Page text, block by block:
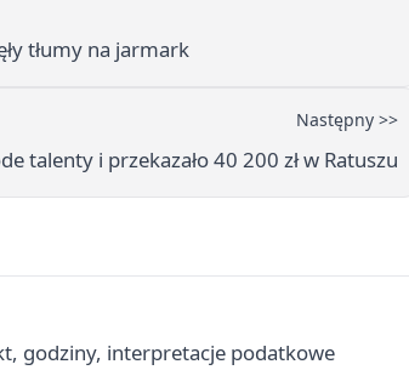
tłumy na jarmark
Następny >>
talenty i przekazało 40 200 zł w Ratuszu
godziny, interpretacje podatkowe